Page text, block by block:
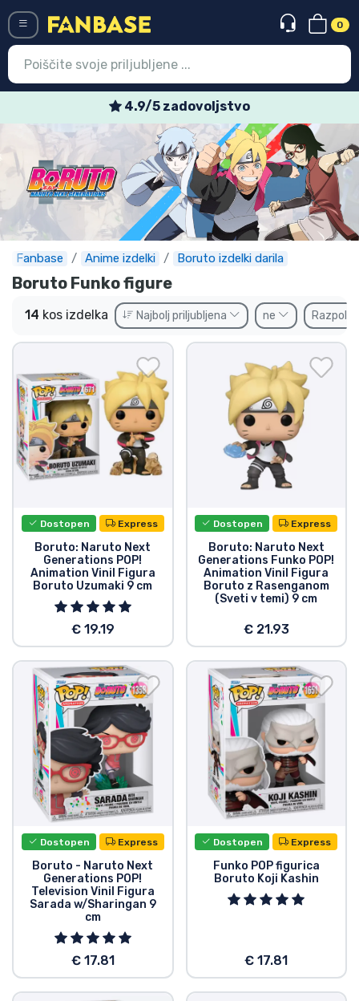
0
Tedenske
Fanbase Anime izdelki Boruto izdelki darila
Boruto Funko figure
14 kos izdelka Najbolj priljubljena ne
Dostopen Express
Boruto: Naruto Next
Generations POP!
Animation Vinil Figura
Boruto Uzumaki 9 cm
€ 19.19
Dostopen Express
Boruto: Naruto Next
Generations Funko POP!
Animation Vinil Figura
Boruto z Rasenganom
(Sveti v temi) 9 cm
€ 21.93
Dostopen Express
Boruto - Naruto Next
Generations POP!
Television Vinil Figura
Sarada w/Sharingan 9
cm
€ 17.81
Dostopen Express
Funko POP figurica
Boruto Koji Kashin
€ 17.81
Registracija
Najnovejsi izdelki
Prodajni izdelki
Ekspresna dostava
Prednaročila
Outlet izdelki
Dostava in plačilo
Tv serijske izdelki
Filmske izdelki
Anime izdelki
Gamer izdelki
Športne izdelki
Glasbene izdelki
Vrste izdelkov
Blagovne znamke